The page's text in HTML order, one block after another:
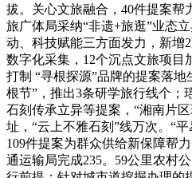
拔。关心文旅融合，40件提案帮
旅广体局采纳“非遗+旅逛”业态
动、科技赋能三方面发力，新增
数字化采集，12个沉点文旅项目
打制 “寻根探源”品牌的提案落
根节”，推出3条研学旅行线个；
石刻传承立异等提案，“湘南片
址，“云上不雅石刻”线万次。“
109件提案为群众供给新保障帮
通运输局完成235。59公里农村